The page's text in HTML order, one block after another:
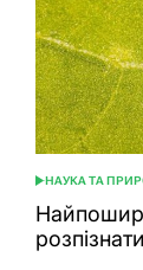
ОПУБЛІКУВАТИ
У
НАУКА ТА